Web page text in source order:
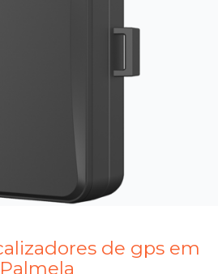
de gps em
Palmela